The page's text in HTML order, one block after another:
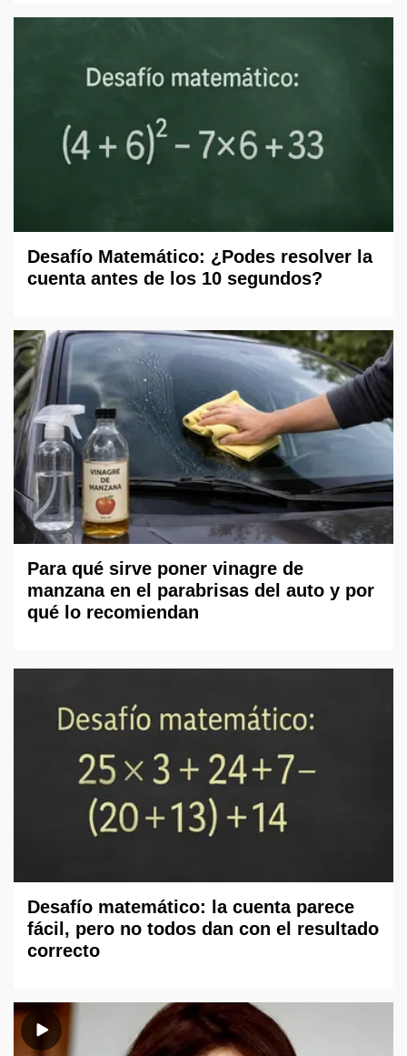
Desafío Matemático: ¿Podes resolver la
cuenta antes de los 10 segundos?
Para qué sirve poner vinagre de
manzana en el parabrisas del auto y por
qué lo recomiendan
Desafío matemático: la cuenta parece
fácil, pero no todos dan con el resultado
correcto